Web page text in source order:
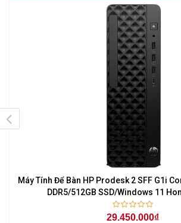
Máy Tính Để Bàn HP Prodesk 2 SFF G1i
DDR5/512GB SSD/Windows 11
29.450.000₫